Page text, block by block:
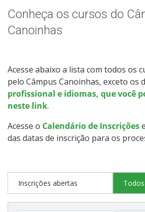
Educação de Jovens e Adultos
Especialização
Educação a Distância
Todos os cursos
Processo de Inscrição
Resultados
Conheça os cursos do
Canoinhas
Acesse abaixo a lista com todos os
pelo Câmpus Canoinhas, exceto os
profissional e idiomas, que você
neste link.
Acesse o Calendário de Inscrições
das datas de inscrição para os
Inscrições abertas